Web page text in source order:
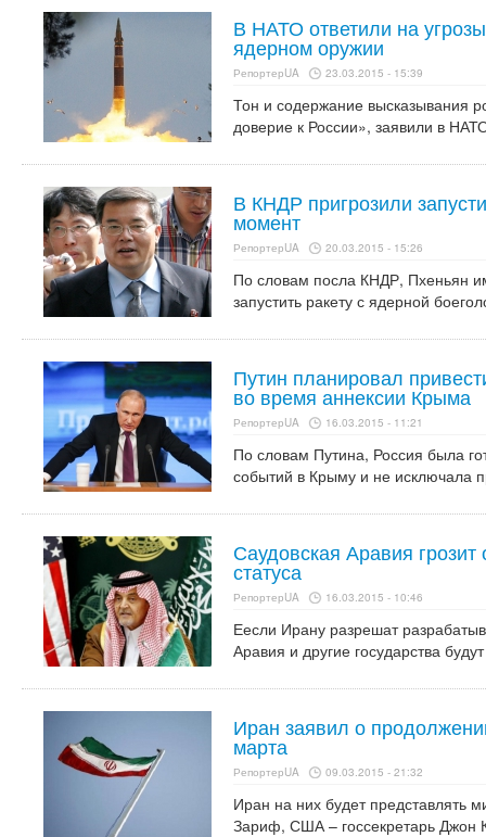
В НАТО ответили на
ядерном оружии
РепортерUA 23.03.2015 - 15:39
Тон и содержание высказывания
доверие к России», заявили в
В КНДР пригрозили
момент
РепортерUA 20.03.2015 - 15:26
По словам посла КНДР, Пхеньян
запустить ракету с ядерной
Путин планировал
во время аннексии Крыма
РепортерUA 16.03.2015 - 11:21
По словам Путина, Россия была
событий в Крыму и не исключала
Саудовская Аравия грозит
статуса
РепортерUA 16.03.2015 - 10:46
Еесли Ирану разрешат
Аравия и другие государства
Иран заявил о
марта
РепортерUA 09.03.2015 - 21:32
Иран на них будет представлять
Зариф, США – госсекретарь Джон